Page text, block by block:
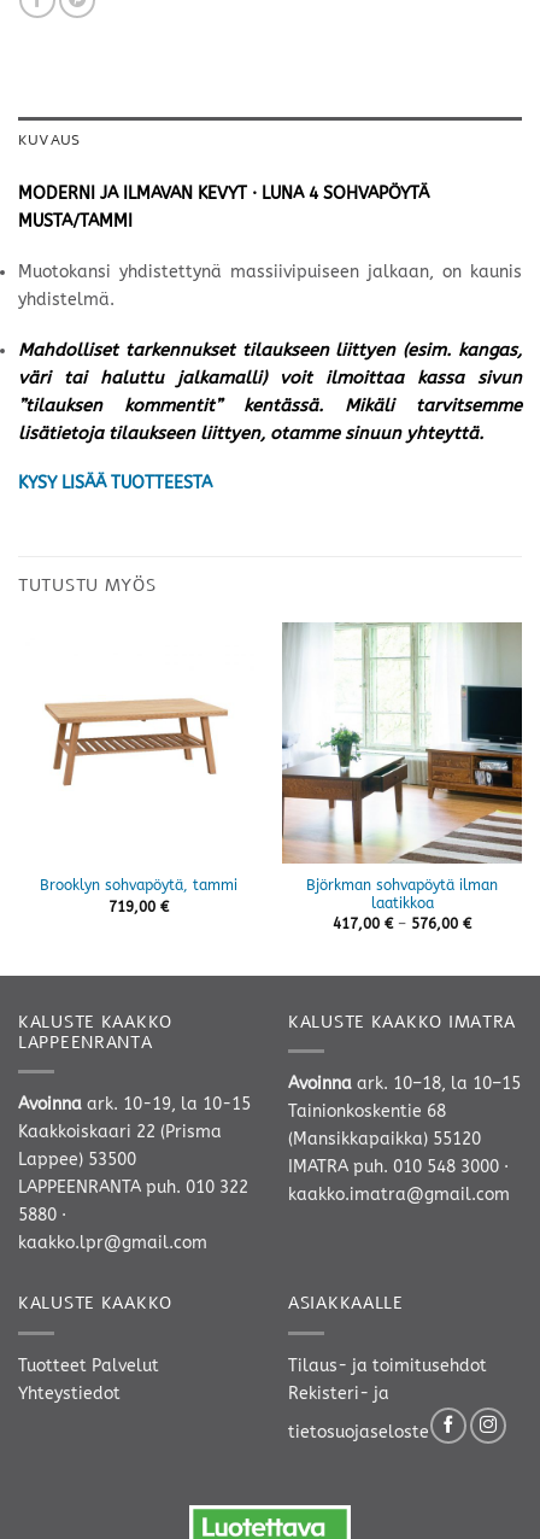
KUVAUS
MODERNI JA ILMAVAN KEVYT · LUNA 4 SOHVAPÖYTÄ
MUSTA/TAMMI
Muotokansi yhdistettynä massiivipuiseen jalkaan, on kaunis
yhdistelmä.
Mahdolliset tarkennukset tilaukseen liittyen (esim. kangas,
väri tai haluttu jalkamalli) voit ilmoittaa kassa sivun
”tilauksen kommentit” kentässä. Mikäli tarvitsemme
lisätietoja tilaukseen liittyen, otamme sinuun yhteyttä.
KYSY LISÄÄ TUOTTEESTA
TUTUSTU MYÖS
Brooklyn sohvapöytä, tammi
719,00 €
Björkman sohvapöytä ilman
laatikkoa
417,00 € – 576,00 €
KALUSTE KAAKKO
LAPPEENRANTA
Avoinna ark. 10-19, la 10-15
Kaakkoiskaari 22 (Prisma
Lappee) 53500
LAPPEENRANTA puh. 010 322
5880 ·
kaakko.lpr@gmail.com
KALUSTE KAAKKO IMATRA
Avoinna ark. 10–18, la 10–15
Tainionkoskentie 68
(Mansikkapaikka) 55120
IMATRA puh. 010 548 3000 ·
kaakko.imatra@gmail.com
KALUSTE KAAKKO
Tuotteet Palvelut
Yhteystiedot
ASIAKKAALLE
Tilaus- ja toimitusehdot
Rekisteri- ja
tietosuojaseloste